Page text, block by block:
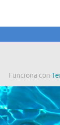
Funciona con